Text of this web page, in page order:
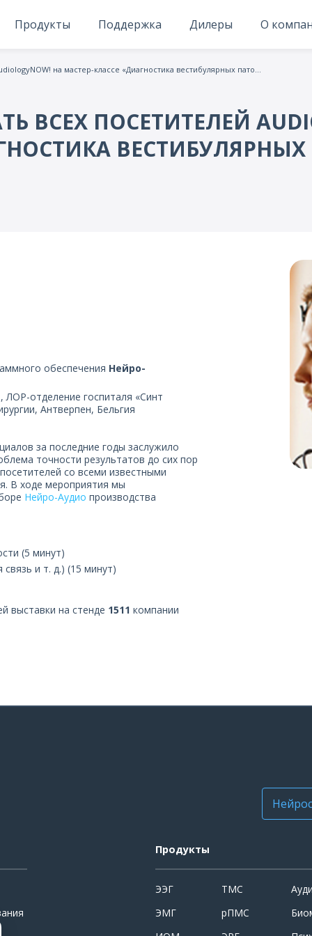
Продукты Поддержка Дилеры О
Мы рады приветствовать всех посетителей AudiologyNOW! на мастер-классе «Диагностика вестибулярных патологий в 21 веке»
ПОСЕТИТЕЛЕЙ
ВЕСТИБУЛЯРНЫХ
обеспечения Нейро-
ЛОР-отделение госпиталя «Синт
Антверпен, Бельгия
за последние годы заслужило
точности результатов до сих пор
со всеми известными
В ходе мероприятия мы
Нейро-Аудио производства
(5 минут)
и т. д.) (15 минут)
выставки на стенде 1511 компании
Продукты
ЭЭГ
ЭМГ
ТМС
рПМС